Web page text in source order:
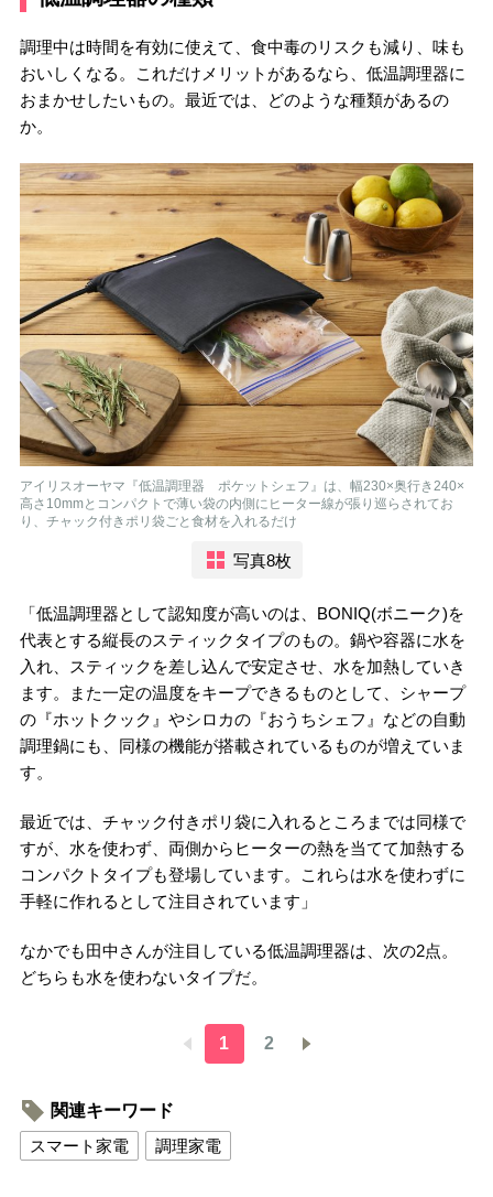
調理中は時間を有効に使えて、食中毒のリスクも減り、味も
おいしくなる。これだけメリットがあるなら、低温調理器に
おまかせしたいもの。最近では、どのような種類があるの
か。
アイリスオーヤマ『低温調理器 ポケットシェフ』は、幅230×奥行き240×
高さ10mmとコンパクトで薄い袋の内側にヒーター線が張り巡らされてお
り、チャック付きポリ袋ごと食材を入れるだけ
写真8枚
「低温調理器として認知度が高いのは、BONIQ(ボニーク)を
代表とする縦長のスティックタイプのもの。鍋や容器に水を
入れ、スティックを差し込んで安定させ、水を加熱していき
ます。また一定の温度をキープできるものとして、シャープ
の『ホットクック』やシロカの『おうちシェフ』などの自動
調理鍋にも、同様の機能が搭載されているものが増えていま
す。
最近では、チャック付きポリ袋に入れるところまでは同様で
すが、水を使わず、両側からヒーターの熱を当てて加熱する
コンパクトタイプも登場しています。これらは水を使わずに
手軽に作れるとして注目されています」
なかでも田中さんが注目している低温調理器は、次の2点。
どちらも水を使わないタイプだ。
1 2
関連キーワード
スマート家電
調理家電